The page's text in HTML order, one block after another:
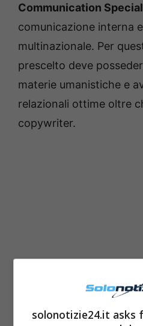
Communication
comunicazione interna
multinazionale. Per
prescelto deve
materie umanistiche e
relazionali ottime oltre
copywriter.
solonotizie24.it asks